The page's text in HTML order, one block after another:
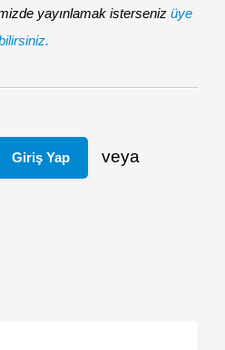
yayınlamak isterseniz üye
Giriş Yap veya